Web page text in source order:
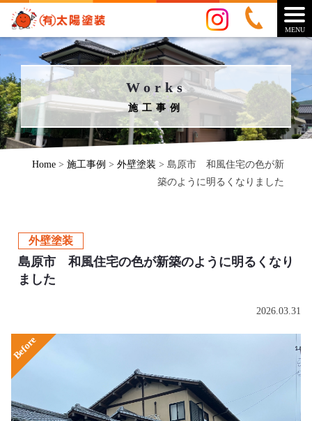
MENU
Works
施工事例
Home > 施工事例 > 外壁塗装 > 島原市 和風住宅の色が新
築のように明るくなりました
外壁塗装
島原市 和風住宅の色が新築のように明るくなり
ました
2026.03.31
Before